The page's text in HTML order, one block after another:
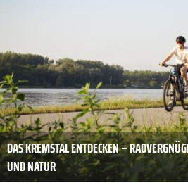
DAS KREMSTAL ENTDECKEN –
UND NATUR